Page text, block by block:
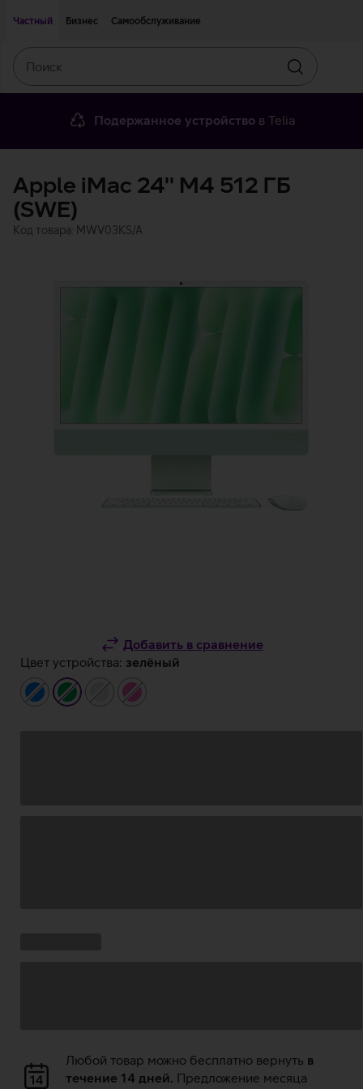
Частный
Бизнес Самообслуживание
Искать
Подержанное устройство в Telia
Apple iMac 24'' M4 512 ГБ
(SWE)
Код товара: MWV03KS/A
Добавить в сравнение
Цвет устройства: зелёный
синийзелёныйсеребристый
розовый
Загрузка
данных
Любой товар можно бесплатно вернуть в
течение 14 дней. Предложение месяца